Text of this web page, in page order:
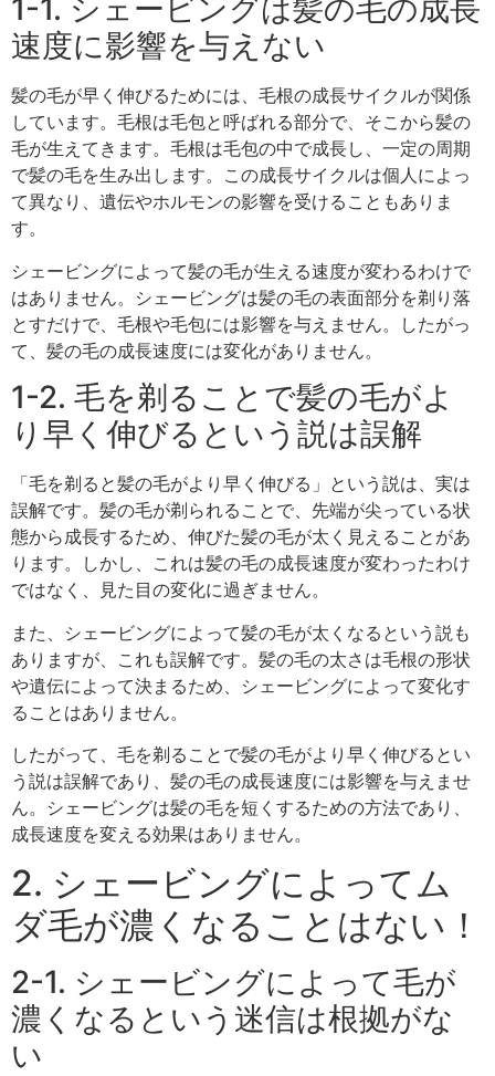
1-1. シェービングは髪の毛の成長
速度に影響を与えない
髪の毛が早く伸びるためには、毛根の成長サイクルが関係
しています。毛根は毛包と呼ばれる部分で、そこから髪の
毛が生えてきます。毛根は毛包の中で成長し、一定の周期
で髪の毛を生み出します。この成長サイクルは個人によっ
て異なり、遺伝やホルモンの影響を受けることもありま
す。
シェービングによって髪の毛が生える速度が変わるわけで
はありません。シェービングは髪の毛の表面部分を剃り落
とすだけで、毛根や毛包には影響を与えません。したがっ
て、髪の毛の成長速度には変化がありません。
1-2. 毛を剃ることで髪の毛がよ
り早く伸びるという説は誤解
「毛を剃ると髪の毛がより早く伸びる」という説は、実は
誤解です。髪の毛が剃られることで、先端が尖っている状
態から成長するため、伸びた髪の毛が太く見えることがあ
ります。しかし、これは髪の毛の成長速度が変わったわけ
ではなく、見た目の変化に過ぎません。
また、シェービングによって髪の毛が太くなるという説も
ありますが、これも誤解です。髪の毛の太さは毛根の形状
や遺伝によって決まるため、シェービングによって変化す
ることはありません。
したがって、毛を剃ることで髪の毛がより早く伸びるとい
う説は誤解であり、髪の毛の成長速度には影響を与えませ
ん。シェービングは髪の毛を短くするための方法であり、
成長速度を変える効果はありません。
2. シェービングによってム
ダ毛が濃くなることはない！
2-1. シェービングによって毛が
濃くなるという迷信は根拠がな
い